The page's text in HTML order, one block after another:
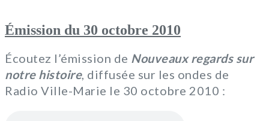
Émission du 30 octobre 2010
Écoutez l’émission de Nouveaux regards sur
notre histoire, diffusée sur les ondes de
Radio Ville-Marie le 30 octobre 2010 :